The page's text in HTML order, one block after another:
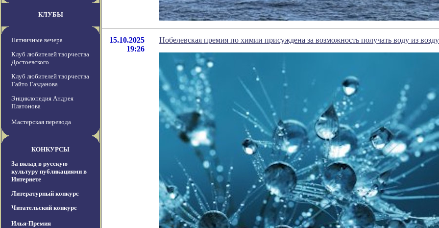
КЛУБЫ
Пятничные вечера
Клуб любителей творчества
Достоевского
Клуб любителей творчества
Гайто Газданова
Энциклопедия Андрея
Платонова
Мастерская перевода
КОНКУРСЫ
За вклад в русскую
культуру публикациями в
Интернете
Литературный конкурс
Читательский конкурс
Илья-Премия
15.10.2025
19:26
Нобелевская премия по химии присуждена за возможность получать воду из